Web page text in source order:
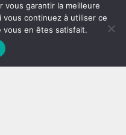
vous garantir la meilleure
continuez à utiliser ce
vous en êtes satisfait.